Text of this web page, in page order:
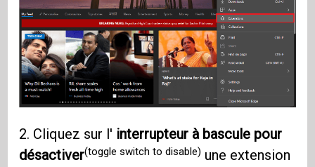
2. Cliquez sur l' interrupteur à bascule pour
désactiver(toggle switch to disable) une extension